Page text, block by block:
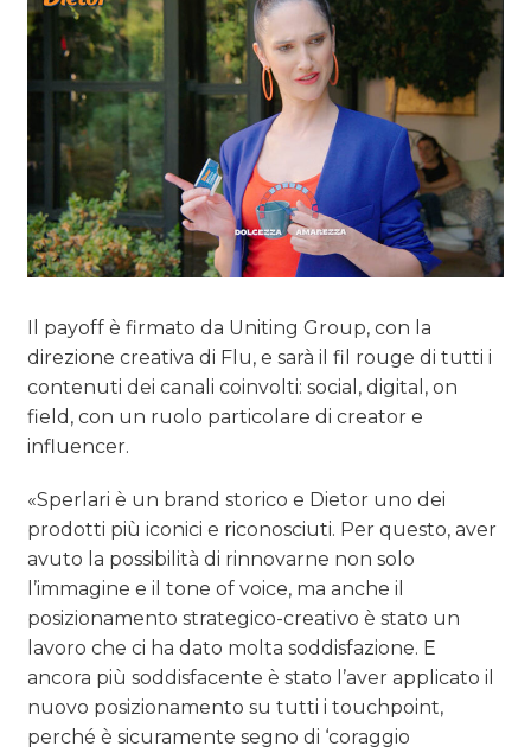
Il payoff è firmato da Uniting Group, con la
direzione creativa di Flu, e sarà il fil rouge di tutti i
contenuti dei canali coinvolti: social, digital, on
field, con un ruolo particolare di creator e
influencer.
«Sperlari è un brand storico e Dietor uno dei
prodotti più iconici e riconosciuti. Per questo, aver
avuto la possibilità di rinnovarne non solo
l’immagine e il tone of voice, ma anche il
posizionamento strategico-creativo è stato un
lavoro che ci ha dato molta soddisfazione. E
ancora più soddisfacente è stato l’aver applicato il
nuovo posizionamento su tutti i touchpoint,
perché è sicuramente segno di ‘coraggio